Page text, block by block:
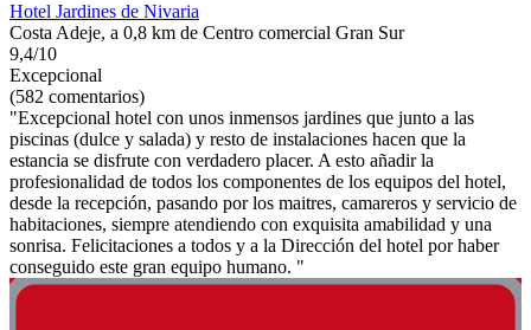
Hotel Jardines de Nivaria
Costa Adeje, a 0,8 km de Centro comercial Gran Sur
9,4/10
Excepcional
(582 comentarios)
"Excepcional hotel con unos inmensos jardines que junto a las
piscinas (dulce y salada) y resto de instalaciones hacen que la
estancia se disfrute con verdadero placer. A esto añadir la
profesionalidad de todos los componentes de los equipos del hotel,
desde la recepción, pasando por los maitres, camareros y servicio de
habitaciones, siempre atendiendo con exquisita amabilidad y una
sonrisa. Felicitaciones a todos y a la Dirección del hotel por haber
conseguido este gran equipo humano. "